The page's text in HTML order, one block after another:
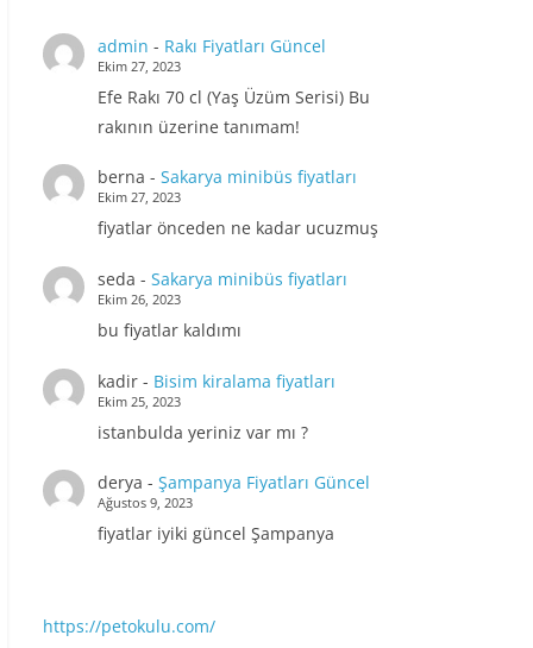
admin - Rakı Fiyatları Güncel
Ekim 27, 2023
Efe Rakı 70 cl (Yaş Üzüm Serisi) Bu
rakının üzerine tanımam!
berna - Sakarya minibüs fiyatları
Ekim 27, 2023
fiyatlar önceden ne kadar ucuzmuş
seda - Sakarya minibüs fiyatları
Ekim 26, 2023
bu fiyatlar kaldımı
kadir- Bisim kiralama fiyatları
Ekim 25, 2023
istanbulda yeriniz var mı ?
derya - Şampanya Fiyatları Güncel
Ağustos 9, 2023
fiyatlar iyiki güncel Şampanya
https://petokulu.com/